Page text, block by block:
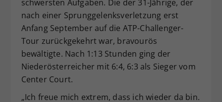
schwersten Aufgaben. Die der 31-Jährige, der
nach einer Sprunggelenksverletzung erst
Anfang September auf die ATP-Challenger-
Tour zurückgekehrt war, bravourös
bewältigte. Nach 1:13 Stunden ging der
Niederösterreicher mit 6:4, 6:3 als Sieger vom
Center Court.
„Ich freue mich extrem, dass ich wieder da bin.